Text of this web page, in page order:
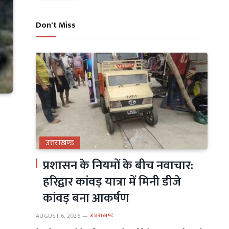
Don't Miss
उत्तराखण्ड
प्रशासन के नियमों के बीच नवाचार:
हरिद्वार कांवड़ यात्रा में मिनी डीजे
कांवड़ बना आकर्षण
AUGUST 6, 2026 उत्तराखण्ड